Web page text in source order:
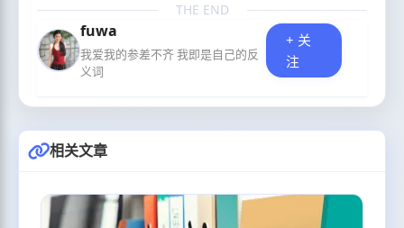
THE END
fuwa
我爱我的参差不齐 我即是自己的反
义词
+ 关
注
相关文章